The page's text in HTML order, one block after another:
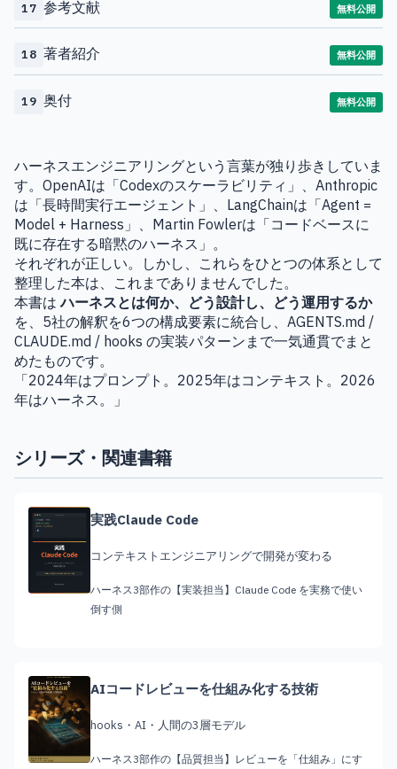
17 参考文献 無料公開
18 著者紹介 無料公開
19 奥付 無料公開
ハーネスエンジニアリングという言葉が独り歩きしていま
す。OpenAIは「Codexのスケーラビリティ」、Anthropic
は「長時間実行エージェント」、LangChainは「Agent =
Model + Harness」、Martin Fowlerは「コードベースに
既に存在する暗黙のハーネス」。
それぞれが正しい。しかし、これらをひとつの体系として
整理した本は、これまでありませんでした。
本書はハーネスとは何か、どう設計し、どう運用するか
を、5社の解釈を6つの構成要素に統合し、AGENTS.md /
CLAUDE.md / hooks の実装パターンまで一気通貫でまと
めたものです。
「2024年はプロンプト。2025年はコンテキスト。2026
年はハーネス。」
シリーズ・関連書籍
実践Claude Code
コンテキストエンジニアリングで開発が変わる
ハーネス3部作の【実装担当】Claude Code を実務で使い
倒す側
AIコードレビューを仕組み化する技術
hooks・AI・人間の3層モデル
ハーネス3部作の【品質担当】レビューを「仕組み」にす